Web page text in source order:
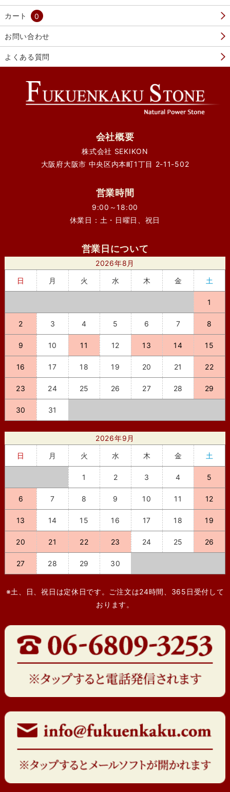
カート 0
お問い合わせ
よくある質問
会社概要
株式会社 SEKIKON
大阪府大阪市 中央区内本町1丁目 2-11-502
営業時間
9:00～18:00
休業日：土・日曜日、祝日
営業日について
2026年8月
日
月 火 水 木 金 土
1
2 3 4 5 6 7 8
9 10 11 12 13 14 15
16 17 18 19 20 21 22
23 24 25 26 27 28 29
30 31
2026年9月
日
月 火 水 木 金 土
1 2 3 4 5
6 7 8 9 10 11 12
13 14 15 16 17 18 19
20 21 22 23 24 25 26
27 28 29 30
※土、日、祝日は定休日です。ご注文は24時間、365日受付して
おります。